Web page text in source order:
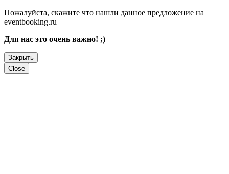
Пожалуйста, скажите что нашли данное предложение на
eventbooking.ru
Для нас это очень важно! ;)
Закрыть
Close